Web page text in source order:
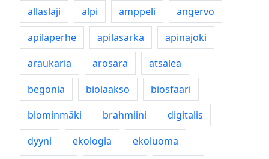
allaslaji
alpi amppeli
angervo
apilaperhe
apilasarka
apinajoki
araukaria
arosara
atsalea
begonia
biolaakso
biosfääri
blominmäki
brahmiini
digitalis
dyyni
ekologia
ekoluoma